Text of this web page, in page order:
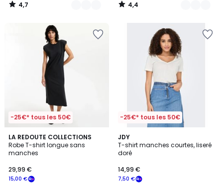
4,7
/
4,4
/
-25€* tous les 50€
LA REDOUTE COLLECTIONS
Robe T-shirt longue sans
manches
15,00 €
29,99 €
4,5
/ 5
3
Couleurs
-25€* tous les 50€
JDY
T-shirt manches courtes, liseré
doré
7,50 €
14,99 €
3,8
/ 5
4
Couleurs